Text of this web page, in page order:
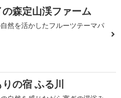
の森定山渓ファーム
然を活かしたフルーツテーマパ
の宿 ふる川